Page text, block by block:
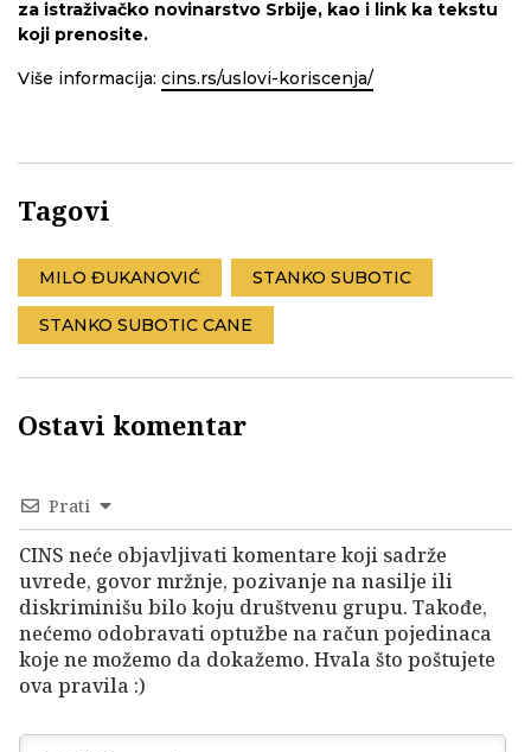
za istraživačko novinarstvo Srbije, kao i link ka tekstu
koji prenosite.
Više informacija: cins.rs/uslovi-koriscenja/
Tagovi
MILO ĐUKANOVIĆ STANKO SUBOTIC
STANKO SUBOTIC CANE
Ostavi komentar
Prati
CINS neće objavljivati komentare koji sadrže
uvrede, govor mržnje, pozivanje na nasilje ili
diskriminišu bilo koju društvenu grupu. Takođe,
nećemo odobravati optužbe na račun pojedinaca
koje ne možemo da dokažemo. Hvala što poštujete
ova pravila :)